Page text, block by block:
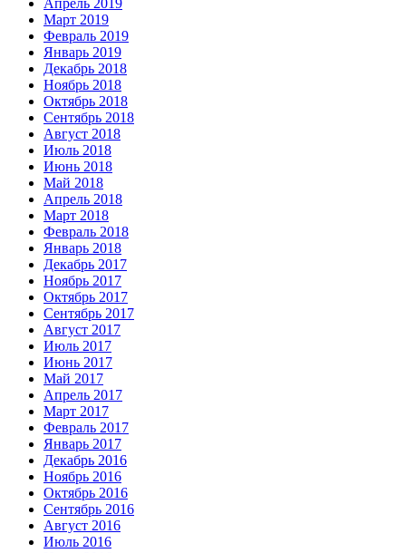
Март 2019
Февраль 2019
Январь 2019
Декабрь 2018
Ноябрь 2018
Октябрь 2018
Сентябрь 2018
Август 2018
Июль 2018
Июнь 2018
Май 2018
Апрель 2018
Март 2018
Февраль 2018
Январь 2018
Декабрь 2017
Ноябрь 2017
Октябрь 2017
Сентябрь 2017
Август 2017
Июль 2017
Июнь 2017
Май 2017
Апрель 2017
Март 2017
Февраль 2017
Январь 2017
Декабрь 2016
Ноябрь 2016
Октябрь 2016
Сентябрь 2016
Август 2016
Июль 2016